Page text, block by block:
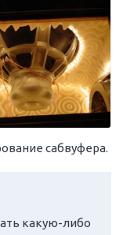
сабвуфера.
какую-либо